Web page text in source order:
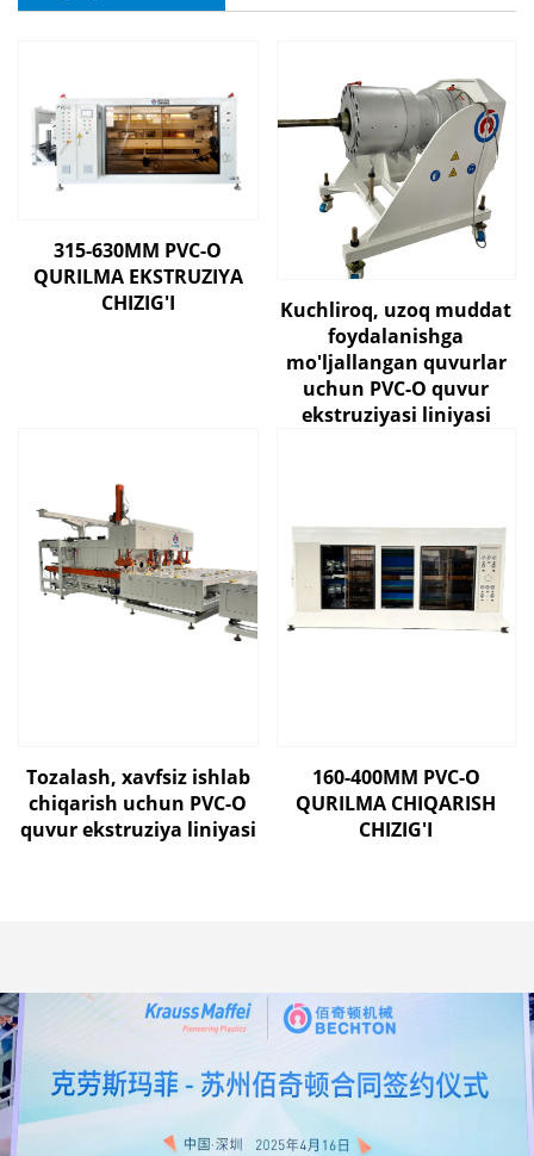
315-630MM PVC-O
QURILMA EKSTRUZIYA
CHIZIG'I
Kuchliroq, uzoq muddat
foydalanishga
mo'ljallangan quvurlar
uchun PVC-O quvur
ekstruziyasi liniyasi
Tozalash, xavfsiz ishlab
chiqarish uchun PVC-O
quvur ekstruziya liniyasi
160-400MM PVC-O
QURILMA CHIQARISH
CHIZIG'I